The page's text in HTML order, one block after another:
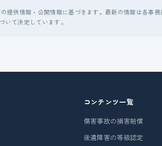
提供情報・公開情報に基づきます。最新の情報は各事
いて決定しています。
コンテンツ一覧
傷害事故の損害賠償
後遺障害の等級認定